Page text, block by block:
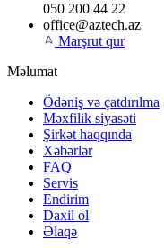
050 200 44 22
office@aztech.az
Marşrut qur
Məlumat
Ödəniş və çatdırılma
Məxfilik siyasəti
Şirkət haqqında
Xəbərlər
FAQ
Servis
Endirim
Daxil ol
Əlaqə